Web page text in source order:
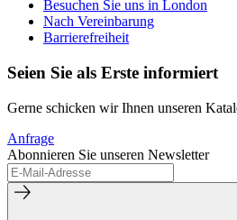
Besuchen Sie uns in London
Nach Vereinbarung
Barrierefreiheit
Seien Sie als Erste informiert
Gerne schicken wir Ihnen unseren
Anfrage
Abonnieren Sie unseren Newsletter